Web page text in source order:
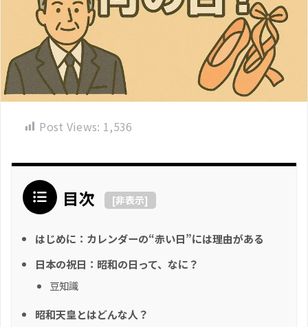
Post Views: 1,536
目次 [非表示]
はじめに：カレンダーの“赤い日”には理由がある
日本の祝日：昭和の日って、なに？
豆知識
昭和天皇とはどんな人？